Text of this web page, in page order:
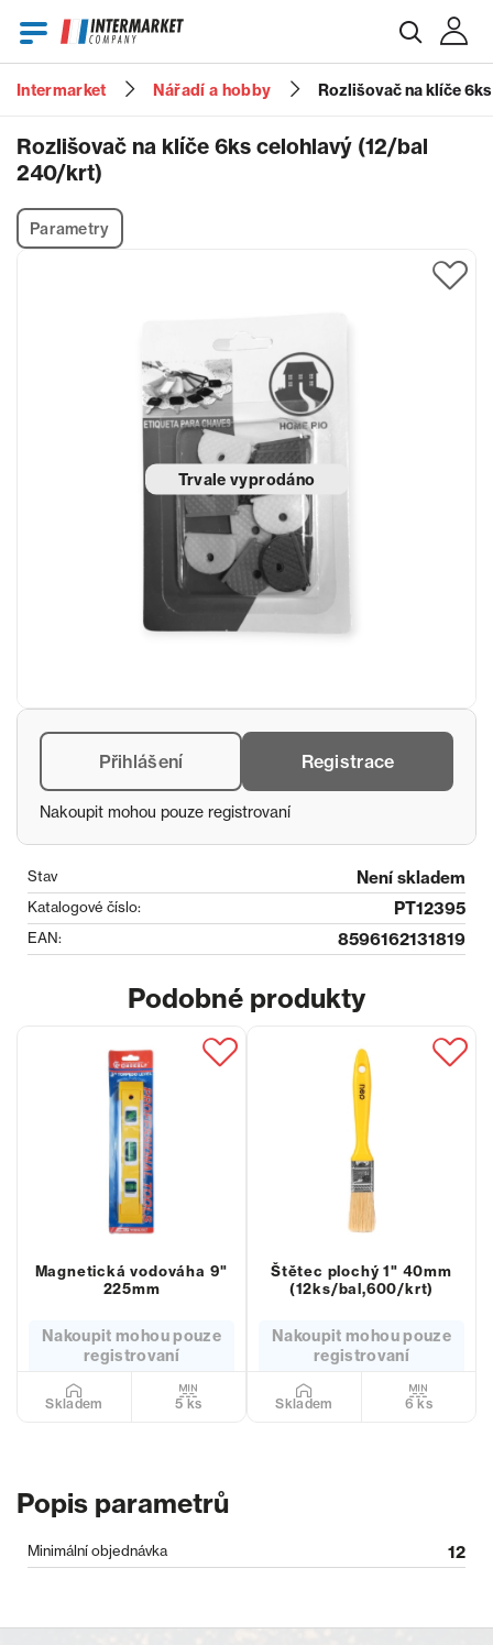
Heslo
Intermarket Nářadí a hobby Rozlišovač na klíče
Rozlišovač na klíče 6ks celohlavý (12/bal
240/krt)
Parametry
Trvale vyprodáno
Přihlášení Registrace
Nakoupit mohou pouze registrovaní
Stav Není skladem
Katalogové číslo: PT12395
EAN: 8596162131819
Podobné produkty
Magnetická vodováha 9"
225mm
Nakoupit mohou pouze
registrovaní
Skladem 5 ks
Štětec plochý 1" 40mm
(12ks/bal,600/krt)
Nakoupit mohou pouze
registrovaní
Skladem 6 ks
Popis parametrů
Minimální objednávka 12